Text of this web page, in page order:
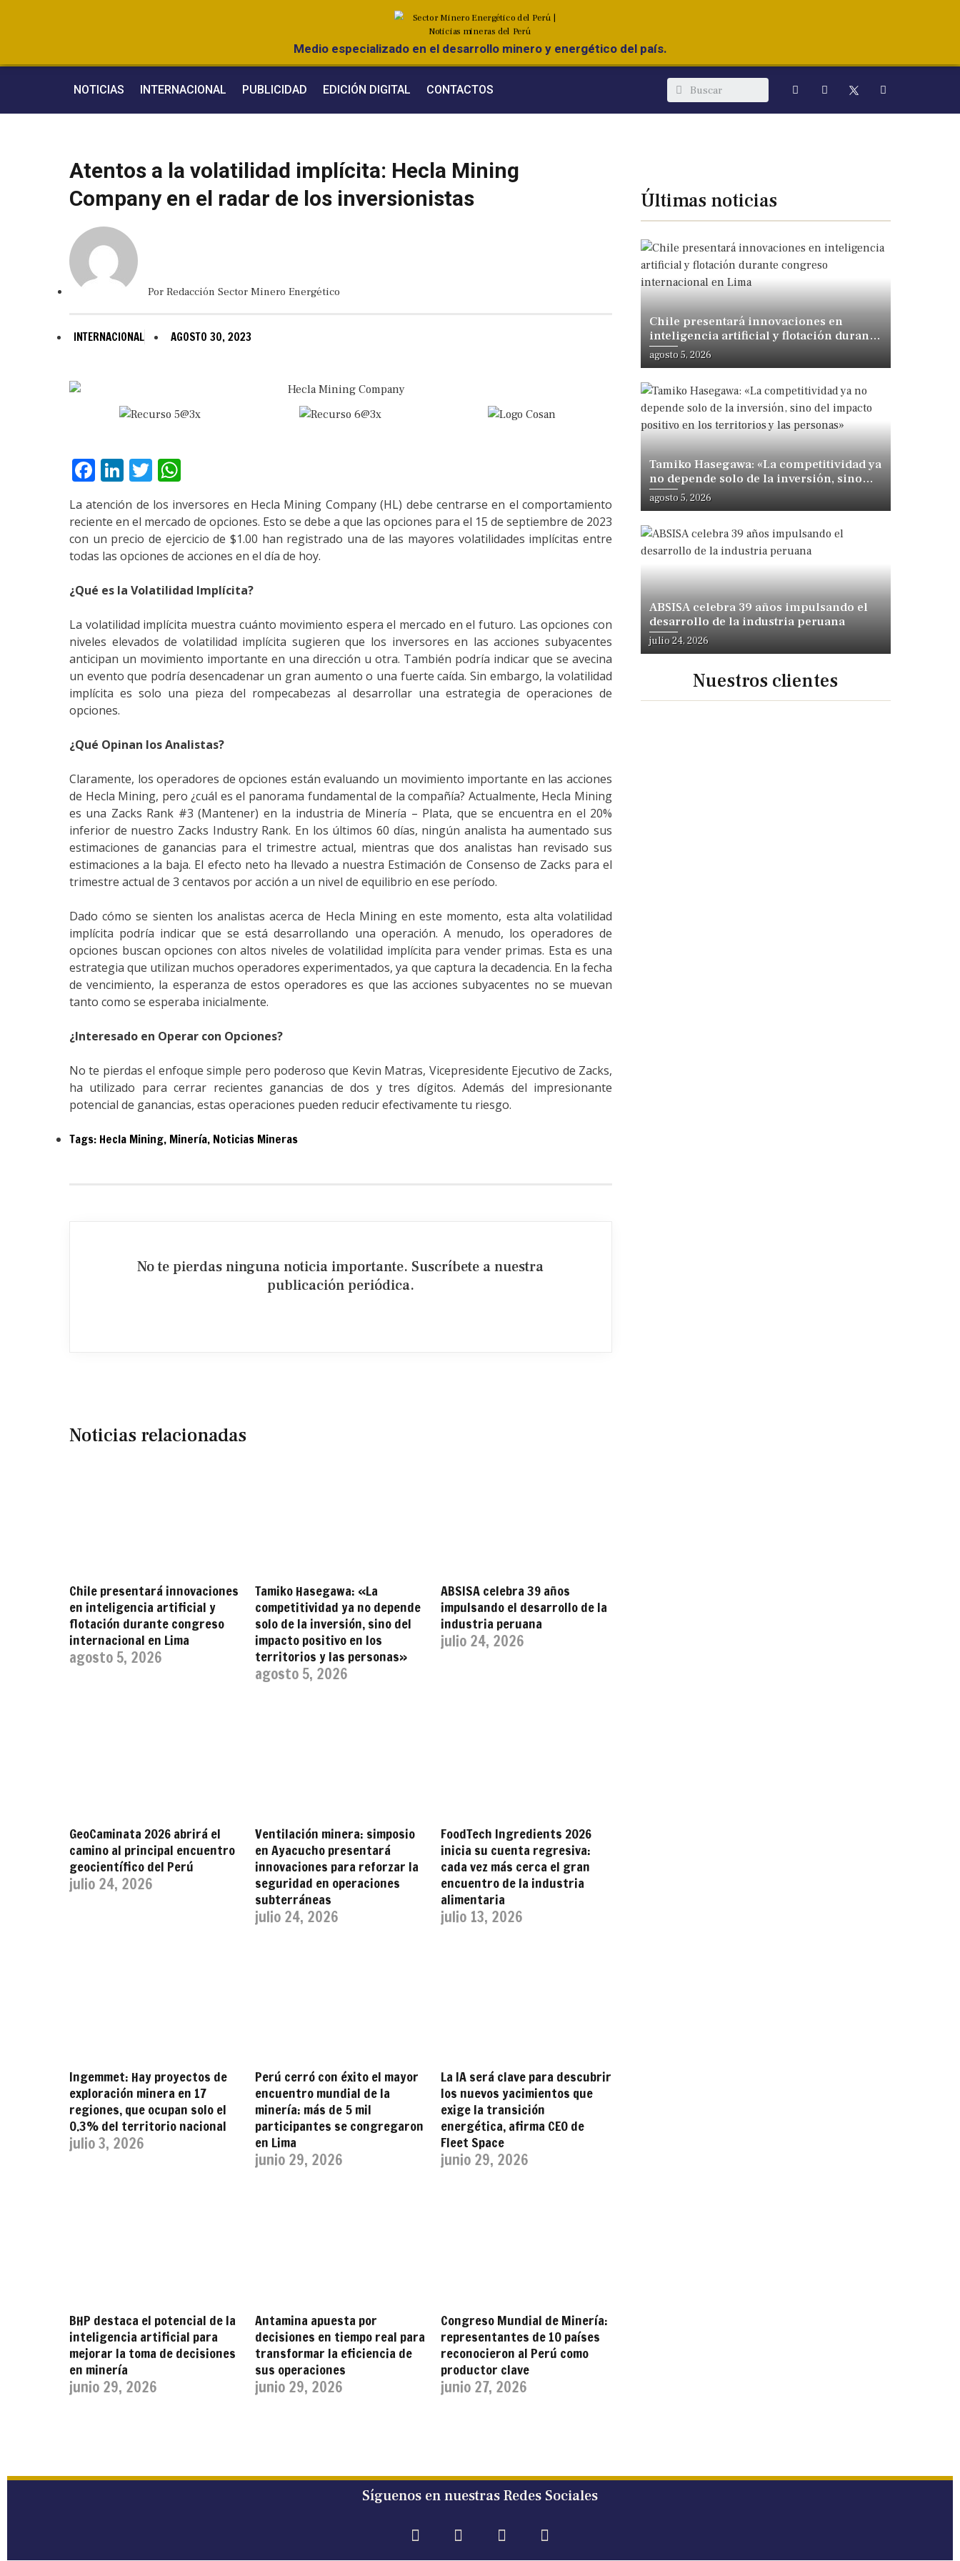
Medio especializado en el desarrollo minero y energético del país.
NOTICIAS INTERNACIONAL PUBLICIDAD EDICIÓN DIGITAL CONTACTOS
Atentos a la volatilidad implícita: Hecla Mining
Company en el radar de los inversionistas
Por Redacción Sector Minero Energético
INTERNACIONAL AGOSTO 30, 2023
Facebook
LinkedIn
Twitter
La atención de los inversores en Hecla Mining Company (HL) debe centrarse en el comportamiento
reciente en el mercado de opciones. Esto se debe a que las opciones para el 15 de septiembre de 2023
con un precio de ejercicio de $1.00 han registrado una de las mayores volatilidades implícitas entre
todas las opciones de acciones en el día de hoy.
¿Qué es la Volatilidad Implícita?
La volatilidad implícita muestra cuánto movimiento espera el mercado en el futuro. Las opciones con
niveles elevados de volatilidad implícita sugieren que los inversores en las acciones subyacentes
anticipan un movimiento importante en una dirección u otra. También podría indicar que se avecina
un evento que podría desencadenar un gran aumento o una fuerte caída. Sin embargo, la volatilidad
implícita es solo una pieza del rompecabezas al desarrollar una estrategia de operaciones de
opciones.
¿Qué Opinan los Analistas?
Claramente, los operadores de opciones están evaluando un movimiento importante en las acciones
de Hecla Mining, pero ¿cuál es el panorama fundamental de la compañía? Actualmente, Hecla Mining
es una Zacks Rank #3 (Mantener) en la industria de Minería – Plata, que se encuentra en el 20%
inferior de nuestro Zacks Industry Rank. En los últimos 60 días, ningún analista ha aumentado sus
estimaciones de ganancias para el trimestre actual, mientras que dos analistas han revisado sus
estimaciones a la baja. El efecto neto ha llevado a nuestra Estimación de Consenso de Zacks para el
trimestre actual de 3 centavos por acción a un nivel de equilibrio en ese período.
Dado cómo se sienten los analistas acerca de Hecla Mining en este momento, esta alta volatilidad
implícita podría indicar que se está desarrollando una operación. A menudo, los operadores de
opciones buscan opciones con altos niveles de volatilidad implícita para vender primas. Esta es una
estrategia que utilizan muchos operadores experimentados, ya que captura la decadencia. En la fecha
de vencimiento, la esperanza de estos operadores es que las acciones subyacentes no se muevan
tanto como se esperaba inicialmente.
¿Interesado en Operar con Opciones?
No te pierdas el enfoque simple pero poderoso que Kevin Matras, Vicepresidente Ejecutivo de Zacks,
ha utilizado para cerrar recientes ganancias de dos y tres dígitos. Además del impresionante
potencial de ganancias, estas operaciones pueden reducir efectivamente tu riesgo.
Tags: Hecla Mining, Minería, Noticias Mineras
No te pierdas ninguna noticia importante. Suscríbete a nuestra
publicación periódica.​
Noticias relacionadas
Chile presentará innovaciones
en inteligencia artificial y
flotación durante congreso
internacional en Lima
agosto 5, 2026
Tamiko Hasegawa: «La
competitividad ya no depende
solo de la inversión, sino del
impacto positivo en los
territorios y las personas»
agosto 5, 2026
ABSISA celebra 39 años
impulsando el desarrollo de la
industria peruana
julio 24, 2026
GeoCaminata 2026 abrirá el
camino al principal encuentro
geocientífico del Perú
julio 24, 2026
Ventilación minera: simposio
en Ayacucho presentará
innovaciones para reforzar la
seguridad en operaciones
subterráneas
julio 24, 2026
FoodTech Ingredients 2026
inicia su cuenta regresiva:
cada vez más cerca el gran
encuentro de la industria
alimentaria
julio 13, 2026
Ingemmet: Hay proyectos de
exploración minera en 17
regiones, que ocupan solo el
0.3% del territorio nacional
julio 3, 2026
Perú cerró con éxito el mayor
encuentro mundial de la
minería: más de 5 mil
participantes se congregaron
en Lima
junio 29, 2026
La IA será clave para descubrir
los nuevos yacimientos que
exige la transición
energética, afirma CEO de
Fleet Space
junio 29, 2026
BHP destaca el potencial de la
inteligencia artificial para
mejorar la toma de decisiones
en minería
junio 29, 2026
Antamina apuesta por
decisiones en tiempo real para
transformar la eficiencia de
sus operaciones
junio 29, 2026
Congreso Mundial de Minería:
representantes de 10 países
reconocieron al Perú como
productor clave
junio 27, 2026
Últimas noticias
Chile presentará innovaciones en
inteligencia artificial y flotación durante
congreso internacional en Lima
agosto 5, 2026
Tamiko Hasegawa: «La competitividad ya
no depende solo de la inversión, sino
del impacto positivo en los territorios y
las personas»
agosto 5, 2026
ABSISA celebra 39 años impulsando el
desarrollo de la industria peruana
julio 24, 2026
Nuestros clientes
Síguenos en nuestras Redes Sociales